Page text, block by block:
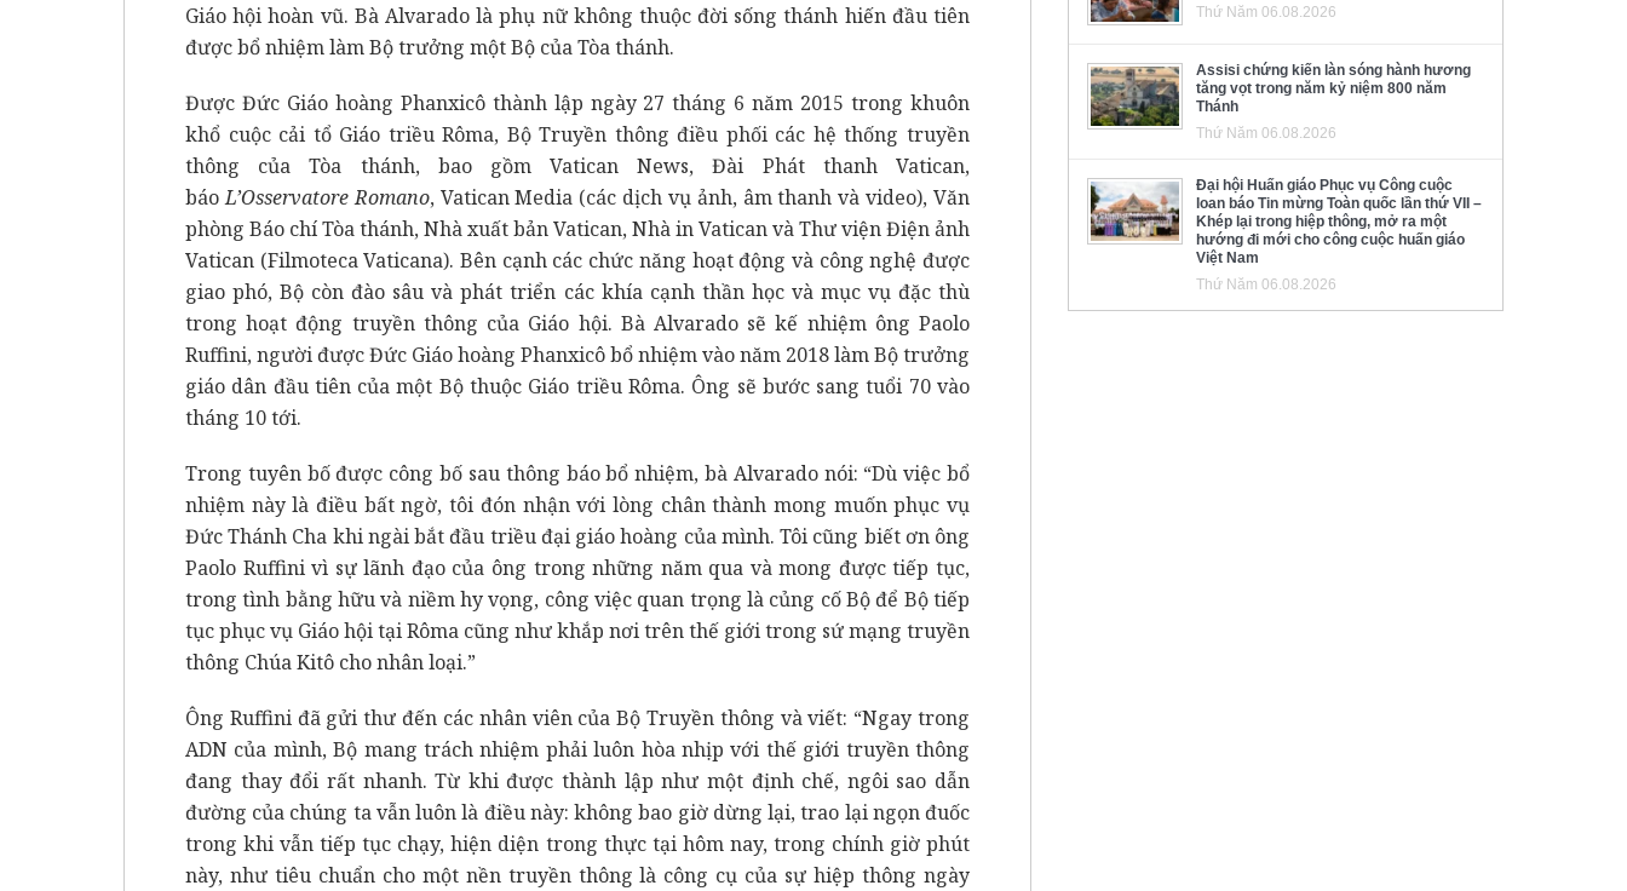
Giáo hội hoàn vũ. Bà Alvarado là phụ nữ không thuộc đời sống thánh hiến đầu tiên
được bổ nhiệm làm Bộ trưởng một Bộ của Tòa thánh.
Được Đức Giáo hoàng Phanxicô thành lập ngày 27 tháng 6 năm 2015 trong khuôn
khổ cuộc cải tổ Giáo triều Rôma, Bộ Truyền thông điều phối các hệ thống truyền
thông của Tòa thánh, bao gồm Vatican News, Đài Phát thanh Vatican,
báoL’Osservatore Romano, Vatican Media (các dịch vụ ảnh, âm thanh và video), Văn
phòng Báo chí Tòa thánh, Nhà xuất bản Vatican, Nhà in Vatican và Thư viện Điện ảnh
Vatican (Filmoteca Vaticana). Bên cạnh các chức năng hoạt động và công nghệ được
giao phó, Bộ còn đào sâu và phát triển các khía cạnh thần học và mục vụ đặc thù
trong hoạt động truyền thông của Giáo hội. Bà Alvarado sẽ kế nhiệm ông Paolo
Ruffini, người được Đức Giáo hoàng Phanxicô bổ nhiệm vào năm 2018 làm Bộ trưởng
giáo dân đầu tiên của một Bộ thuộc Giáo triều Rôma. Ông sẽ bước sang tuổi 70 vào
tháng 10 tới.
Trong tuyên bố được công bố sau thông báo bổ nhiệm, bà Alvarado nói: “Dù việc bổ
nhiệm này là điều bất ngờ, tôi đón nhận với lòng chân thành mong muốn phục vụ
Đức Thánh Cha khi ngài bắt đầu triều đại giáo hoàng của mình. Tôi cũng biết ơn ông
Paolo Ruffini vì sự lãnh đạo của ông trong những năm qua và mong được tiếp tục,
trong tình bằng hữu và niềm hy vọng, công việc quan trọng là củng cố Bộ để Bộ tiếp
tục phục vụ Giáo hội tại Rôma cũng như khắp nơi trên thế giới trong sứ mạng truyền
thông Chúa Kitô cho nhân loại.”
Ông Ruffini đã gửi thư đến các nhân viên của Bộ Truyền thông và viết: “Ngay trong
ADN của mình, Bộ mang trách nhiệm phải luôn hòa nhịp với thế giới truyền thông
đang thay đổi rất nhanh. Từ khi được thành lập như một định chế, ngôi sao dẫn
đường của chúng ta vẫn luôn là điều này: không bao giờ dừng lại, trao lại ngọn đuốc
trong khi vẫn tiếp tục chạy, hiện diện trong thực tại hôm nay, trong chính giờ phút
này, như tiêu chuẩn cho một nền truyền thông là công cụ của sự hiệp thông ngày
Thứ Năm 06.08.2026
Assisi chứng kiến làn sóng hành hương
tăng vọt trong năm kỷ niệm 800 năm
Thánh
Thứ Năm 06.08.2026
Đại hội Huấn giáo Phục vụ Công cuộc
loan báo Tin mừng Toàn quốc lần thứ VII –
Khép lại trong hiệp thông, mở ra một
hướng đi mới cho công cuộc huấn giáo
Việt Nam
Thứ Năm 06.08.2026